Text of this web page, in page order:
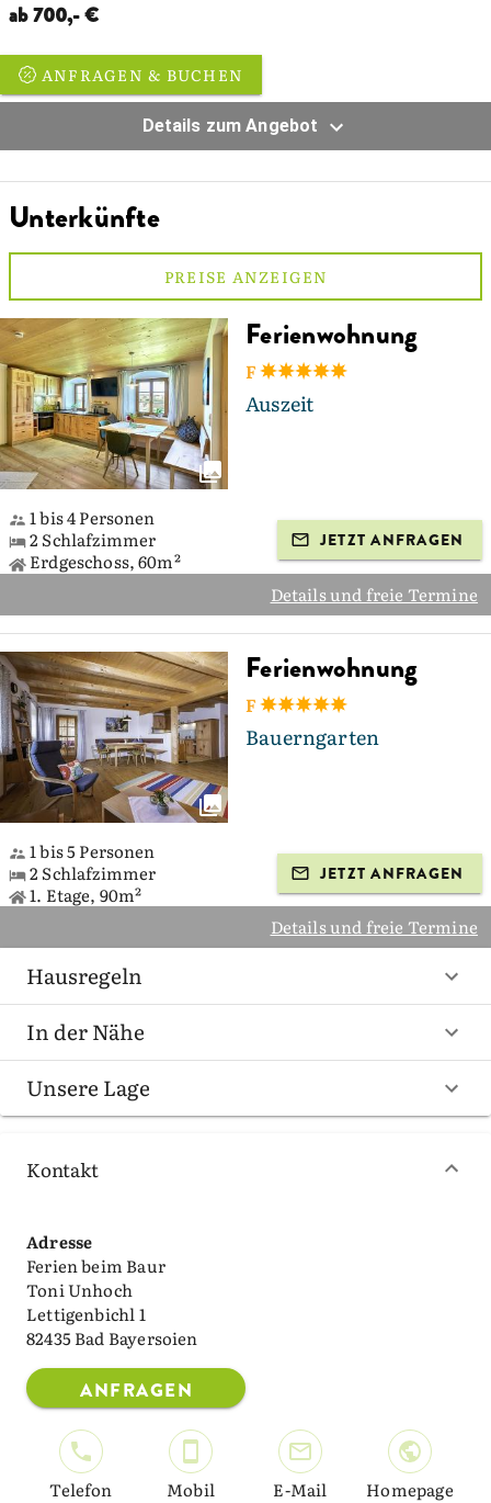
ab 700,- €
ANFRAGEN & BUCHEN
Details zum Angebot
Unterkünfte
PREISE ANZEIGEN
Ferienwohnung
F
Auszeit
1 bis 4 Personen
2 Schlafzimmer
Erdgeschoss, 60m²
JETZT ANFRAGEN
Details und freie Termine
Ferienwohnung
F
Bauerngarten
1 bis 5 Personen
2 Schlafzimmer
1. Etage, 90m²
JETZT ANFRAGEN
Details und freie Termine
Hausregeln
In der Nähe
Unsere Lage
Kontakt
Adresse
Ferien beim Baur
Toni Unhoch
Lettigenbichl 1
82435 Bad Bayersoien
ANFRAGEN
Telefon Mobil E-Mail Homepage